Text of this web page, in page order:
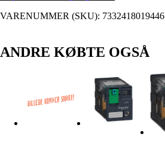
VARENUMMER (SKU): 7332418019446
ANDRE KØBTE OGSÅ